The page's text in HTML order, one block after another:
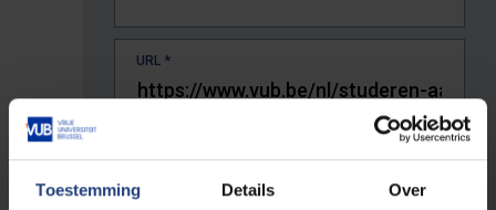
Toestemming Details Over
URL *
The full URL of the page where you encountered the error.